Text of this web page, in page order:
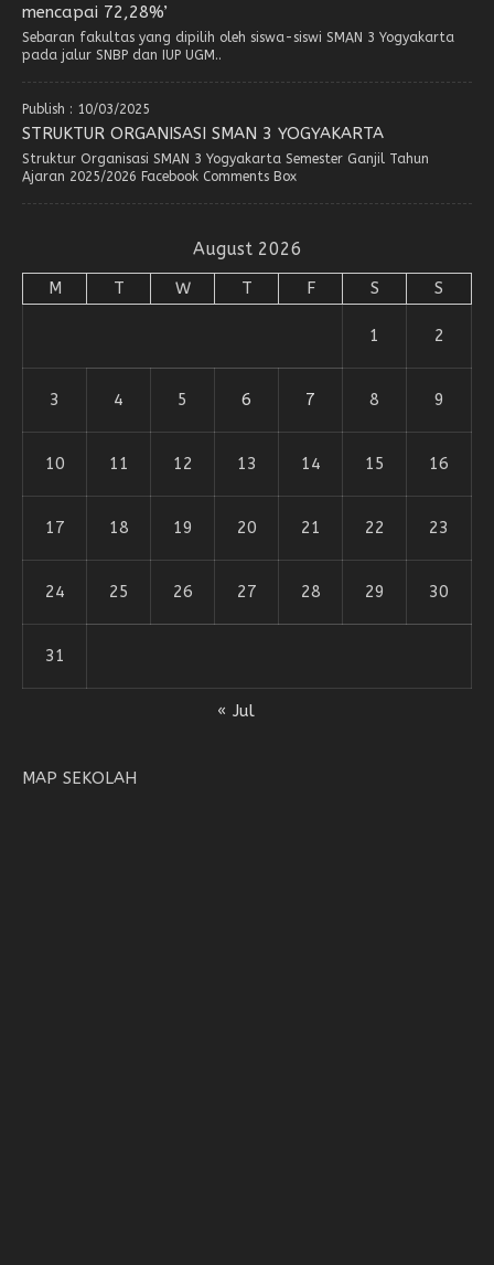
mencapai 72,28%’
Sebaran fakultas yang dipilih oleh siswa-siswi SMAN 3 Yogyakarta
pada jalur SNBP dan IUP UGM..
Publish : 10/03/2025
STRUKTUR ORGANISASI SMAN 3 YOGYAKARTA
Struktur Organisasi SMAN 3 Yogyakarta Semester Ganjil Tahun
Ajaran 2025/2026 Facebook Comments Box
August 2026
M T W T F S S
1 2
3 4 5 6 7 8 9
10 11 12 13 14 15 16
17 18 19 20 21 22 23
24 25 26 27 28 29 30
31
« Jul
MAP SEKOLAH